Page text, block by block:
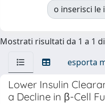
o inserisci le
Mostrati risultati da 1 a 1 di
esporta
Lower Insulin
a Decline in β-Cell